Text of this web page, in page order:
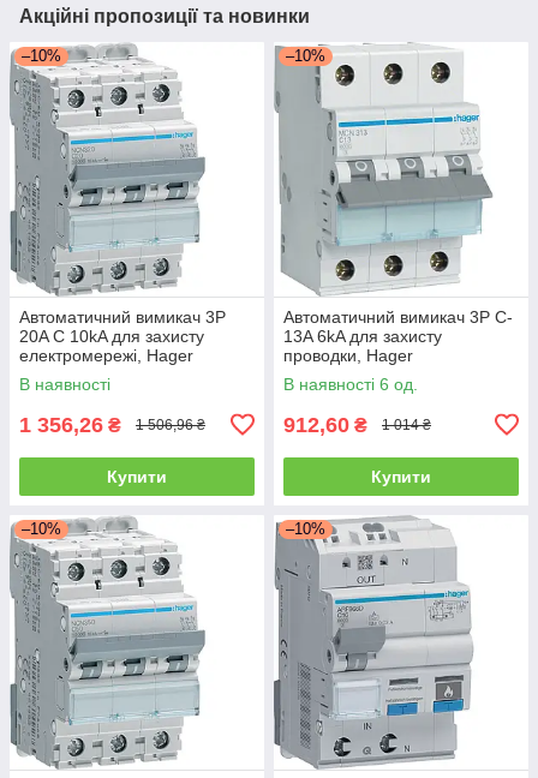
Акційні пропозиції та новинки
–10%
Автоматичний вимикач 3P
20A C 10kA для захисту
електромережі, Hager
В наявності
1 356,26 ₴ 1 506,96 ₴
Купити
–10%
Автоматичний вимикач 3P C-
13A 6kA для захисту
проводки, Hager
В наявності 6 од.
912,60 ₴ 1 014 ₴
Купити
–10% –10%